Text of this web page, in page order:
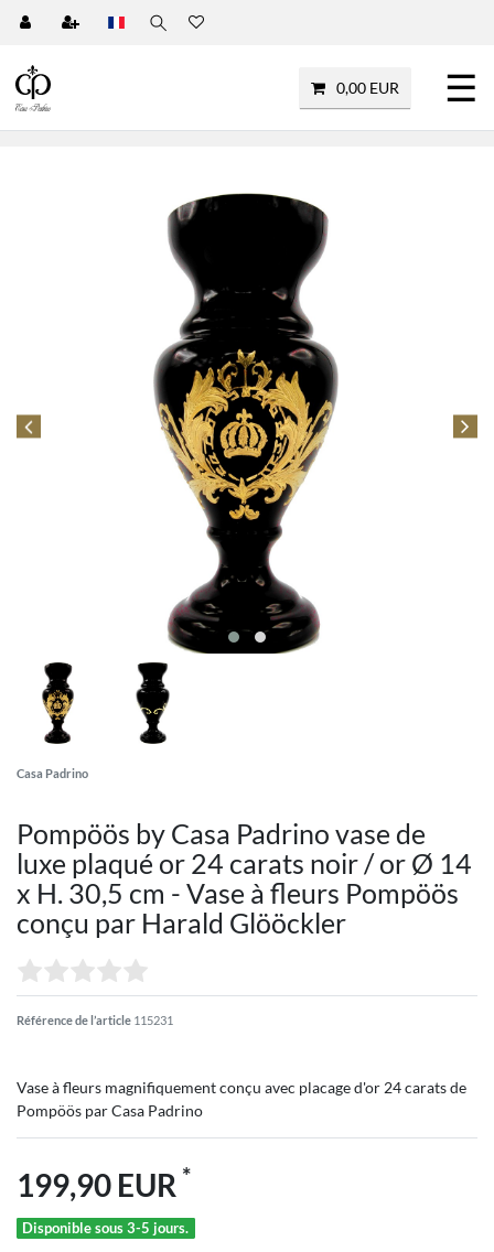
0,00 EUR ☰
Casa Padrino
Pompöös by Casa Padrino vase de
luxe plaqué or 24 carats noir / or Ø 14
x H. 30,5 cm - Vase à fleurs Pompöös
conçu par Harald Glööckler
Référence de l’article 115231
Vase à fleurs magnifiquement conçu avec placage d'or 24 carats de
Pompöös par Casa Padrino
199,90 EUR *
Disponible sous 3-5 jours.